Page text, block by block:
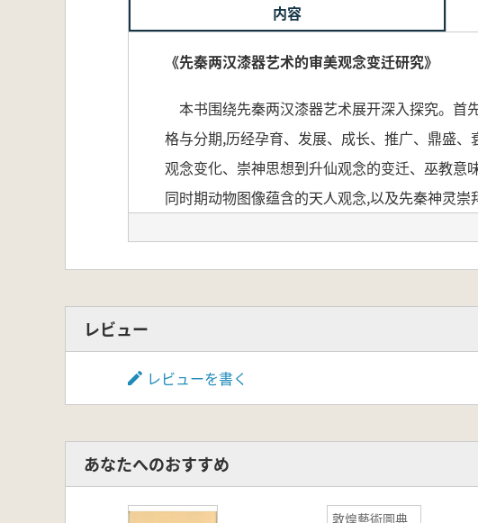
内容
《先秦两汉漆器艺术的审美观念变迁研究》
本书围绕先秦两汉漆器艺术展开深入探究。首
格与分期,历经孕育、发展、成长、推广、鼎盛
观念变化、崇神思想到升仙观念的变迁、巫教意
同时期动物图像蕴含的天人观念,以及先秦神灵
本書は、先秦から漢代にかけての漆器芸術を
さらに、道器関係の転化、動物図像に反映さ
の思想、先秦の神霊崇拝が漢代の升仙表現へと
現の関係を丁寧に読み解いています。
最後に、先秦から漢代にかけての漆器芸術の
レビュー
レビューを書く
あなたへのおすすめ
敦煌藝術圖典